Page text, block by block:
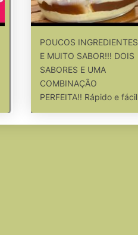
POUCOS INGREDIENTES
E MUITO SABOR!!! DOIS
SABORES E UMA
COMBINAÇÃO
PERFEITA!! Rápido e fácil